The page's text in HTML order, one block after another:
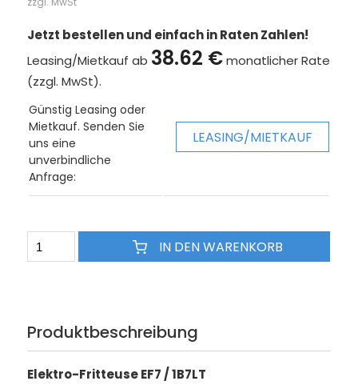
Jetzt bestellen und einfach in Raten Zahlen!
Leasing/Mietkauf ab 38.62 €monatlicher Rate
(zzgl. MwSt).
Günstig Leasing oder
Mietkauf. Senden Sie
uns eine
unverbindliche
Anfrage:
LEASING/MIETKAUF
IN DEN WARENKORB
Produktbeschreibung
Elektro-Fritteuse EF7 / 1B7LT